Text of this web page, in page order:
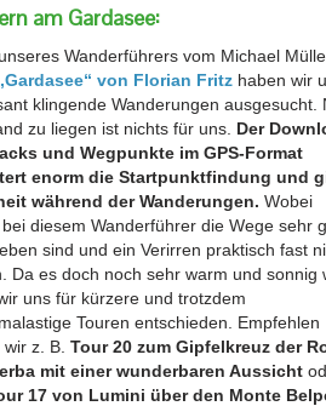
am Gardasee:
Wanderführers vom Michael
von Florian Fritz haben wir
klingende Wanderungen ausgesucht.
zu liegen ist nichts für uns. Der
und Wegpunkte im GPS-Format
enorm die Startpunktfindung und
während der Wanderungen. Wobei
diesem Wanderführer die Wege sehr
sind und ein Verirren praktisch fast
Da es doch noch sehr warm und sonnig
uns für kürzere und trotzdem
Touren entschieden. Empfehlen
z. B. Tour 20 zum Gipfelkreuz der
mit einer wunderbaren Aussicht
17 von Lumini über den Monte